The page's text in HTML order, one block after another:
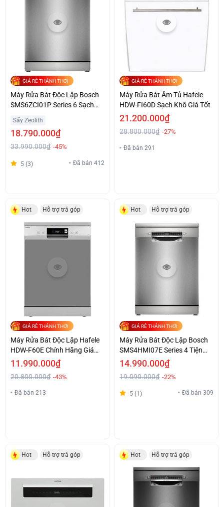
GIÁ RẺ THẢNH THƠI
Máy Rửa Bát Độc Lập Bosch
SMS6ZCI01P Series 6 Sạch
Sấy Zeolith
18.790.000₫
33.990.000₫ -45%
5 (3) Đã bán 412
GIÁ RẺ THẢNH THƠI
Máy Rửa Bát Âm Tủ Hafele
HDW-FI60D Sạch Khô Giá Tốt
21.200.000₫
28.800.000₫ -27%
Đã bán 291
Hot Hỗ trợ trả góp
GIÁ RẺ THẢNH THƠI
Máy Rửa Bát Độc Lập Hafele
HDW-F60E Chính Hãng Giá
Tốt
11.990.000₫
20.800.000₫ -43%
Đã bán 213
Hot Hỗ trợ trả góp
GIÁ RẺ THẢNH THƠI
Máy Rửa Bát Độc Lập Bosch
SMS4HMI07E Series 4 Tiện
Lợi Giá Ưu Đãi
14.990.000₫
19.090.000₫ -22%
5 (1) Đã bán 309
Hot Hỗ trợ trả góp Hot Hỗ trợ trả góp